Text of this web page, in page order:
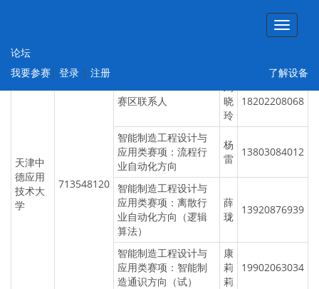
论坛
我要参赛| 登录 | 注册 了解设备
承办方
天津中
德应用
技术大
学
713548120
赛区联系人
晓
玲
18202208068
智能制造工程设计与
应用类赛项：流程行
业自动化方向
杨
雷
13803084012
智能制造工程设计与
应用类赛项：离散行
业自动化方向（逻辑
算法）
薛
珑
13920876939
智能制造工程设计与
应用类赛项：智能制
造通识方向（试）
康
莉
莉
19902063034